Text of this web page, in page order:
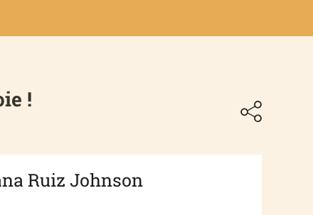
!
Ruiz Johnson